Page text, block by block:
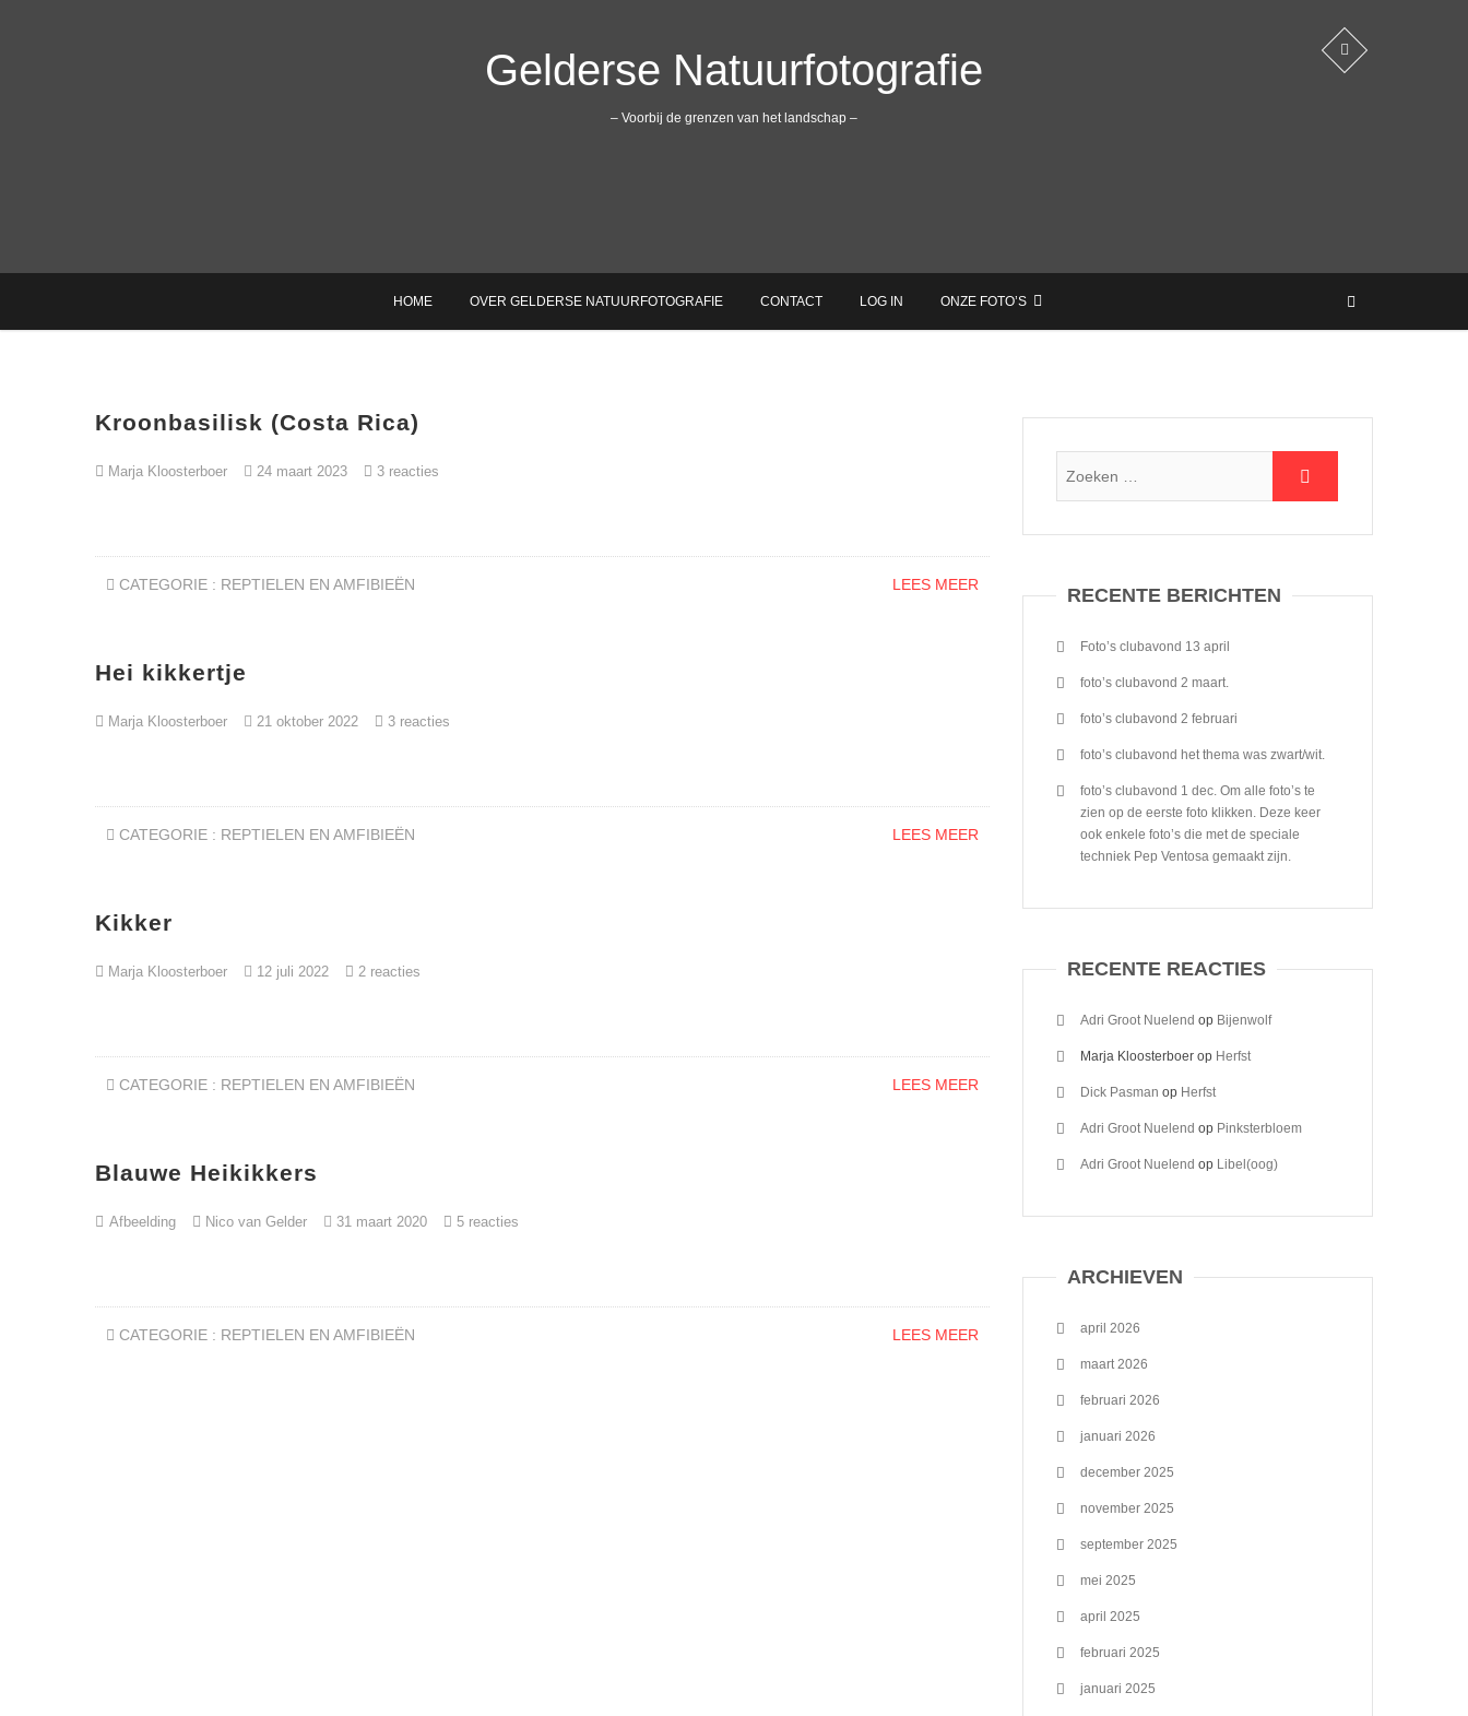
Gelderse Natuurfotografie
– Voorbij de grenzen van het landschap –
HOME OVER GELDERSE NATUURFOTOGRAFIE CONTACT LOG IN ONZE FOTO’S
Kroonbasilisk (Costa Rica)
Marja Kloosterboer 24 maart 2023 3 reacties
CATEGORIE : REPTIELEN EN AMFIBIEËN LEES MEER
Hei kikkertje
Marja Kloosterboer 21 oktober 2022 3 reacties
CATEGORIE : REPTIELEN EN AMFIBIEËN LEES MEER
Kikker
Marja Kloosterboer 12 juli 2022 2 reacties
CATEGORIE : REPTIELEN EN AMFIBIEËN LEES MEER
Blauwe Heikikkers
Afbeelding Nico van Gelder 31 maart 2020 5 reacties
CATEGORIE : REPTIELEN EN AMFIBIEËN LEES MEER
RECENTE BERICHTEN
Foto’s clubavond 13 april
foto’s clubavond 2 maart.
foto’s clubavond 2 februari
foto’s clubavond het thema was zwart/wit.
foto’s clubavond 1 dec. Om alle foto’s te
zien op de eerste foto klikken. Deze keer
ook enkele foto’s die met de speciale
techniek Pep Ventosa gemaakt zijn.
RECENTE REACTIES
Adri Groot Nuelend op Bijenwolf
Marja Kloosterboer op Herfst
Dick Pasman op Herfst
Adri Groot Nuelend op Pinksterbloem
Adri Groot Nuelend op Libel(oog)
ARCHIEVEN
april 2026
maart 2026
februari 2026
januari 2026
december 2025
november 2025
september 2025
mei 2025
april 2025
februari 2025
januari 2025